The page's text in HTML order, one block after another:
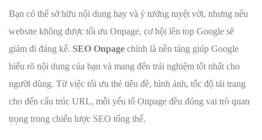
Bạn có thể sở hữu nội dung hay và ý tưởng tuyệt vời, nhưng nếu
website không được tối ưu Onpage, cơ hội lên top Google sẽ
giảm đi đáng kể. SEO Onpage chính là nền tảng giúp Google
hiểu rõ nội dung của bạn và mang đến trải nghiệm tốt nhất cho
người dùng. Từ việc tối ưu thẻ tiêu đề, hình ảnh, tốc độ tải trang
cho đến cấu trúc URL, mỗi yếu tố Onpage đều đóng vai trò quan
trọng trong chiến lược SEO tổng thể.